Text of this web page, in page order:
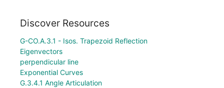
Discover Resources
G-CO.A.3.1 - Isos. Trapezoid Reflection
Eigenvectors
perpendicular line
Exponential Curves
G.3.4.1 Angle Articulation